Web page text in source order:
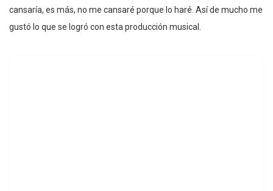
cansaría, es más, no me cansaré porque lo haré. Así de mucho me
gustó lo que se logró con esta producción musical.